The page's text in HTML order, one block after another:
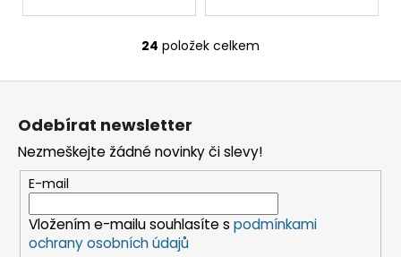
O
v
a
c
í
p
r
24 položek celkem
Odebírat newsletter
Nezmeškejte žádné novinky či slevy!
E-mail
Vložením e-mailu souhlasíte s podmínkami
ochrany osobních údajů